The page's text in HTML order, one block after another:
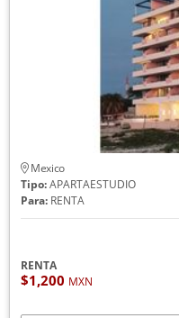
Mexico
Tipo:APARTAESTUDIO
Para:RENTA
RENTA
$1,200 MXN